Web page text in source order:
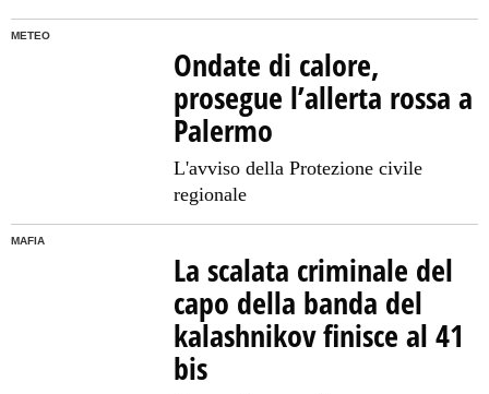
METEO
Ondate di calore,
prosegue l’allerta rossa a
Palermo
L'avviso della Protezione civile
regionale
MAFIA
La scalata criminale del
capo della banda del
kalashnikov finisce al 41
bis